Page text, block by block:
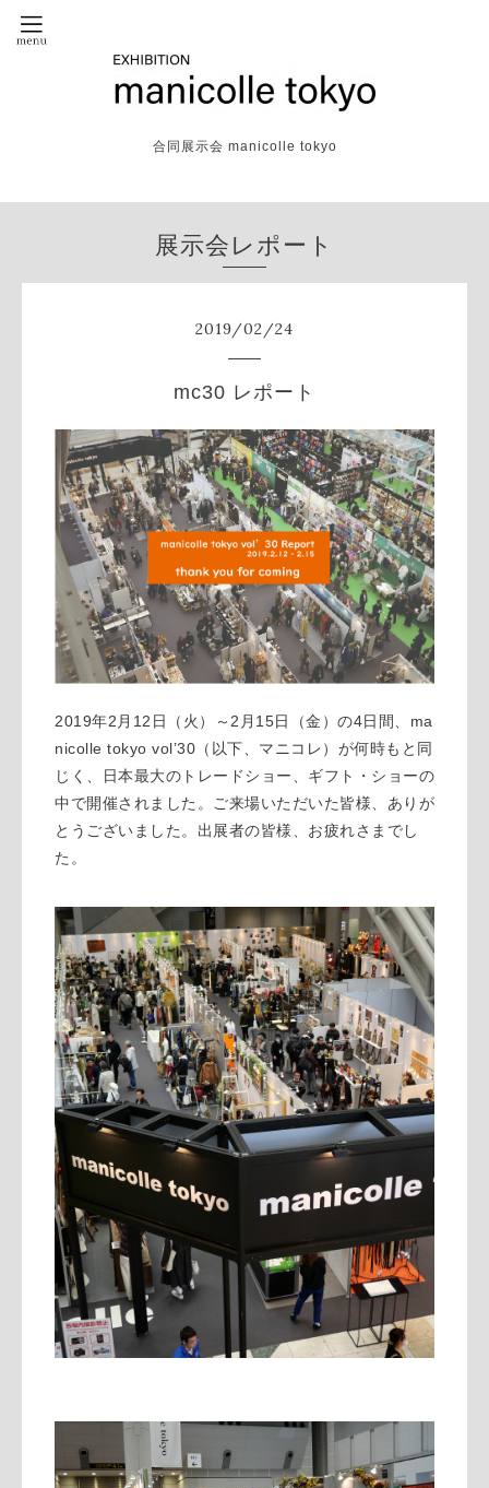
合同展示会 manicolle tokyo
展示会レポート
2019/02/24
mc30 レポート
2019年2 月 12 日（火）～ 2 月 15日（金）の4日間、 ma
nicolle tokyo vol’30 （以下、マニコレ）が何時もと同
じく、日本最大のトレードショー、ギフト・ショーの
中で開催されました。ご来場いただいた皆様、ありが
とうございました。出展者の皆様、お疲れさまでし
た。